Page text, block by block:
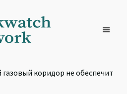
коридор не обеспечит